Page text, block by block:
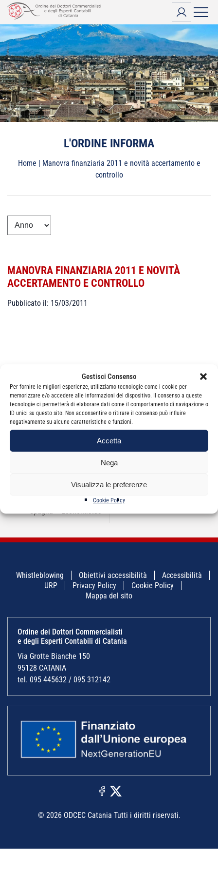
Gestisci Consenso
Per fornire le migliori esperienze, utilizziamo tecnologie come i cookie per
memorizzare e/o accedere alle informazioni del dispositivo. Il consenso a queste
tecnologie ci permetterà di elaborare dati come il comportamento di navigazione o
ID unici su questo sito. Non acconsentire o ritirare il consenso può influire
negativamente su alcune caratteristiche e funzioni.
Accetta
Nega
Visualizza le preferenze
Cookie Policy
Vai
contenuto
L'ORDINE INFORMA
Home | Manovra finanziaria 2011 e novità accertamento e
controllo
MANOVRA FINANZIARIA 2011 E NOVITÀ
ACCERTAMENTO E CONTROLLO
Pubblicato il: 15/03/2011
Categorie Senza categoria
riconoscimento delle
professionali – il caso
Spagna – Economistas
Whistleblowing Obiettivi accessibilità
Accessibilità
URP
Privacy Policy
Cookie Policy
Mappa del sito
Ordine dei Dottori Commercialisti
e degli Esperti Contabili di Catania
Via Grotte Bianche 150
95128 CATANIA
tel. 095 445632 / 095 312142
© 2026 ODCEC Catania Tutti i diritti riservati.